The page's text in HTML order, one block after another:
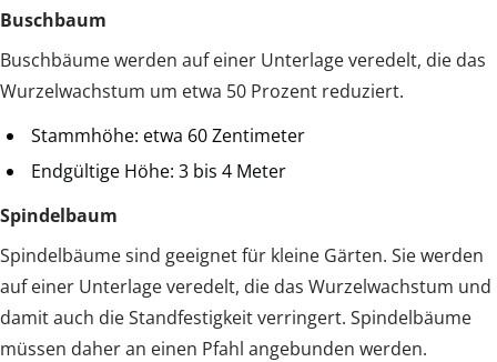
Buschbaum
Buschbäume werden auf einer Unterlage veredelt, die das
Wurzelwachstum um etwa 50 Prozent reduziert.
Stammhöhe: etwa 60 Zentimeter
Endgültige Höhe: 3 bis 4 Meter
Spindelbaum
Spindelbäume sind geeignet für kleine Gärten. Sie werden
auf einer Unterlage veredelt, die das Wurzelwachstum und
damit auch die Standfestigkeit verringert. Spindelbäume
müssen daher an einen Pfahl angebunden werden.